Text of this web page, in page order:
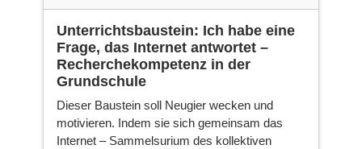
Unterrichtsbaustein: Ich habe eine
Frage, das Internet antwortet –
Recherchekompetenz in der
Grundschule
Dieser Baustein soll Neugier wecken und
motivieren. Indem sie sich gemeinsam das
Internet – Sammelsurium des kollektiven